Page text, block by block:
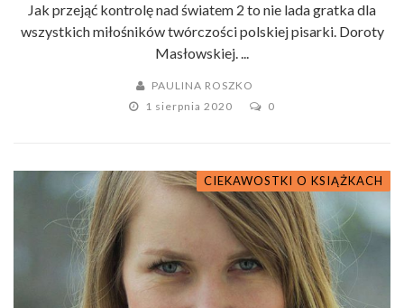
Jak przejąć kontrolę nad światem 2 to nie lada gratka dla
wszystkich miłośników twórczości polskiej pisarki. Doroty
Masłowskiej. ...
PAULINA ROSZKO
1 sierpnia 2020
0
CIEKAWOSTKI O KSIĄŻKACH